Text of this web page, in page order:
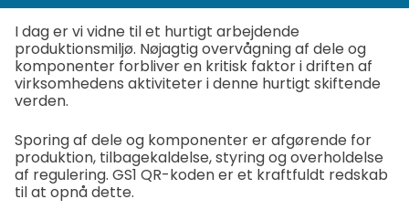
I dag er vi vidne til et hurtigt arbejdende
produktionsmiljø. Nøjagtig overvågning af dele og
komponenter forbliver en kritisk faktor i driften af
virksomhedens aktiviteter i denne hurtigt skiftende
verden.
Sporing af dele og komponenter er afgørende for
produktion, tilbagekaldelse, styring og overholdelse
af regulering. GS1 QR-koden er et kraftfuldt redskab
til at opnå dette.